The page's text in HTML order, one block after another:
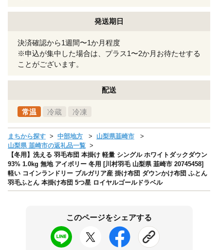
発送期日
決済確認から1週間〜1か月程度
※申込が集中した場合は、プラス1〜2か月お待たせする
ことがございます。
配送
常温 冷蔵 冷凍
まちから探す 中部地方
山梨県韮崎市
山梨県 韮崎市の返礼品一覧
【冬用】洗える 羽毛布団 本掛け 軽量 シングル ホワイトダックダウン
93% 1.0kg 無地 アイボリー 冬用 [川村羽毛 山梨県 韮崎市 20745458]
軽い コインランドリー ブルガリア産 掛け布団 ダウンかけ布団 ふとん
羽毛ふとん 本掛け布団 5つ星 ロイヤルゴールドラベル
このページをシェアする